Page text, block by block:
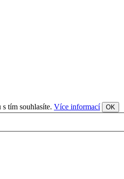
tím souhlasíte. Více informací OK